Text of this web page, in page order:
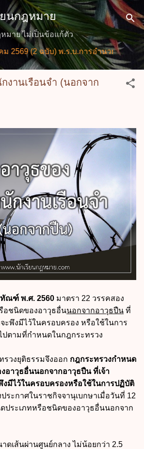
ข้ามไปที่เนื้อหาหลัก
นกฎหมาย
มาย ไม่เป็นข้อแก้ตัว
(2 ฉบับ) พ.ร.บ.การอำนวยการความ
งานเรือนจำ (นอกจาก
ณฑ์ พ.ศ. 2560 มาตรา 22 วรรคสอง
อชนิดของอาวุธอื่นนอกจากอาวุธปืน ที่
ะพึงมีไว้ในครอบครอง หรือใช้ในการ
ปตามที่กำหนดในกฎกระทรวง
รวงยุติธรรมจึงออก กฎกระทรวงกำหนด
อาวุธอื่นนอกจากอาวุธปืน ที่เจ้า
งมีไว้ในครอบครองหรือใช้ในการปฏิบัติ
ระกาศในราชกิจจานุเบกษาเมื่อวันที่ 12
ประเภทหรือชนิดของอาวุธอื่นนอกจาก
ดเส้นผ่านศูนย์กลาง ไม่น้อยกว่า 2.5